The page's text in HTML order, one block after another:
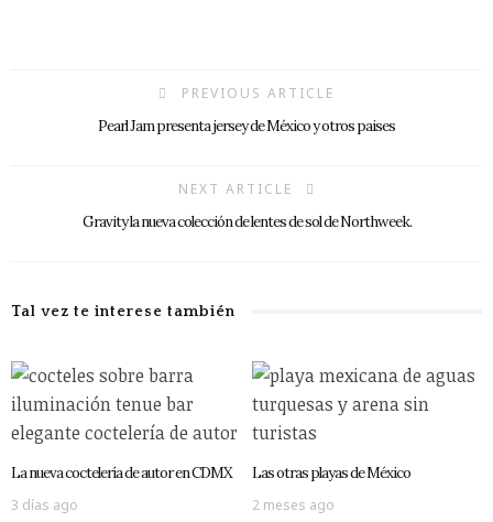
PREVIOUS ARTICLE
Pearl Jam presenta jersey de México y otros paises
NEXT ARTICLE
Gravity la nueva colección de lentes de sol de Northweek.
Tal vez te interese también
La nueva coctelería de autor en CDMX
3 días ago
Las otras playas de México
2 meses ago